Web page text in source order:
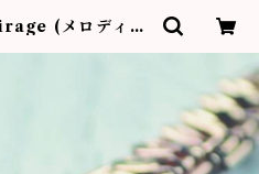
(メロディー